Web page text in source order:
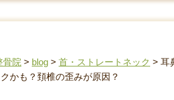
骨院 > blog > 首・ストレートネック > 耳
かも？頚椎の歪みが原因？